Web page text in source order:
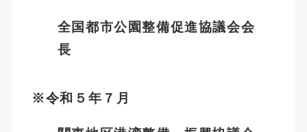
全国都市公園整備促進協議会会
長
※令和５年７月